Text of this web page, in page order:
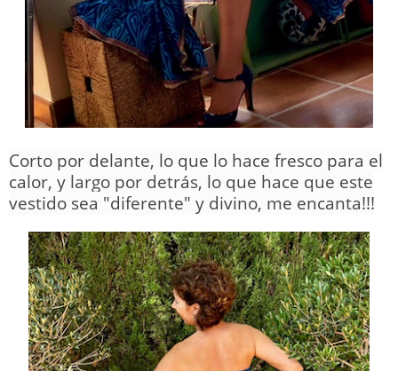
Corto por delante, lo que lo hace fresco para el
calor, y largo por detrás, lo que hace que este
vestido sea "diferente" y divino, me encanta!!!